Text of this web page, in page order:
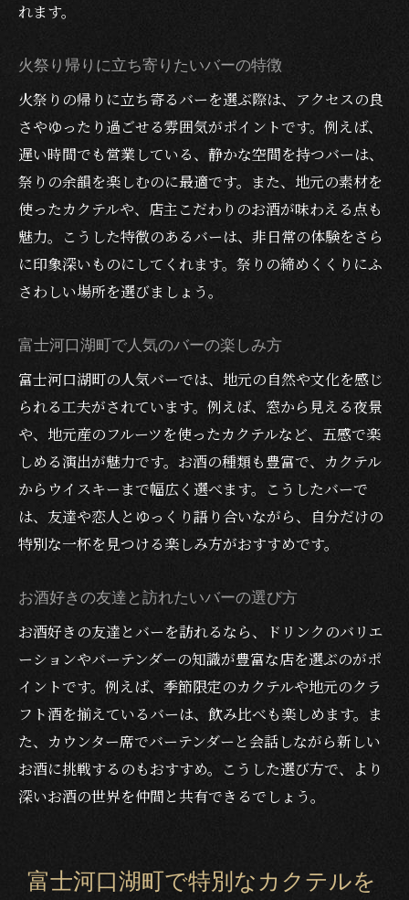
れます。
火祭り帰りに立ち寄りたいバーの特徴
火祭りの帰りに立ち寄るバーを選ぶ際は、アクセスの良
さやゆったり過ごせる雰囲気がポイントです。例えば、
遅い時間でも営業している、静かな空間を持つバーは、
祭りの余韻を楽しむのに最適です。また、地元の素材を
使ったカクテルや、店主こだわりのお酒が味わえる点も
魅力。こうした特徴のあるバーは、非日常の体験をさら
に印象深いものにしてくれます。祭りの締めくくりにふ
さわしい場所を選びましょう。
富士河口湖町で人気のバーの楽しみ方
富士河口湖町の人気バーでは、地元の自然や文化を感じ
られる工夫がされています。例えば、窓から見える夜景
や、地元産のフルーツを使ったカクテルなど、五感で楽
しめる演出が魅力です。お酒の種類も豊富で、カクテル
からウイスキーまで幅広く選べます。こうしたバーで
は、友達や恋人とゆっくり語り合いながら、自分だけの
特別な一杯を見つける楽しみ方がおすすめです。
お酒好きの友達と訪れたいバーの選び方
お酒好きの友達とバーを訪れるなら、ドリンクのバリエ
ーションやバーテンダーの知識が豊富な店を選ぶのがポ
イントです。例えば、季節限定のカクテルや地元のクラ
フト酒を揃えているバーは、飲み比べも楽しめます。ま
た、カウンター席でバーテンダーと会話しながら新しい
お酒に挑戦するのもおすすめ。こうした選び方で、より
深いお酒の世界を仲間と共有できるでしょう。
富士河口湖町で特別なカクテルを